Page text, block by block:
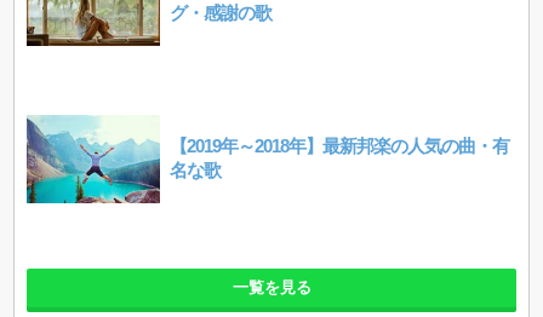
グ・感謝の歌
【2019年～2018年】最新邦楽の人気の曲・有
名な歌
一覧を見る